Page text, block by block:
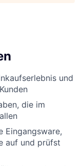
und
die im
Eingangsware,
auf und prüfst